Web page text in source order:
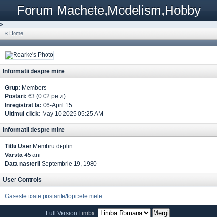
Forum Machete,Modelism,Hobby
»
« Home
Informatii despre mine
Grup: Members
Postari: 63 (0.02 pe zi)
Inregistrat la: 06-April 15
Ultimul click: May 10 2025 05:25 AM
Informatii despre mine
Titlu User Membru deplin
Varsta 45 ani
Data nasterii Septembrie 19, 1980
User Controls
Gaseste toate postarile/topicele mele
Full Version Limba: